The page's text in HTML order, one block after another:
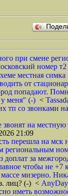
при смене
номер
местная
от
попадают.
у меня" (-) <
тп со звонками
звонят на
21:09
перешла на
региональным
за
чтобы не +7
мизерно.
лиц? (-) <
иметь